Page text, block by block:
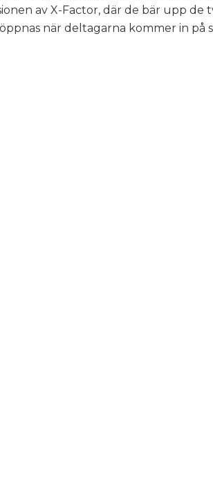
av X-Factor, där de bär upp de
när deltagarna kommer in på